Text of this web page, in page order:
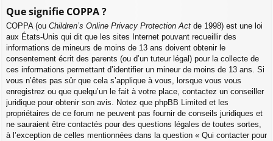
Que signifie COPPA ?
COPPA (ou Children’s Online Privacy Protection Act de 1998) est une loi
aux États-Unis qui dit que les sites Internet pouvant recueillir des
informations de mineurs de moins de 13 ans doivent obtenir le
consentement écrit des parents (ou d’un tuteur légal) pour la collecte de
ces informations permettant d’identifier un mineur de moins de 13 ans. Si
vous n’êtes pas sûr que cela s’applique à vous, lorsque vous vous
enregistrez ou que quelqu’un le fait à votre place, contactez un conseiller
juridique pour obtenir son avis. Notez que phpBB Limited et les
propriétaires de ce forum ne peuvent pas fournir de conseils juridiques et
ne sauraient être contactés pour des questions légales de toutes sortes,
à l’exception de celles mentionnées dans la question « Qui contacter pour